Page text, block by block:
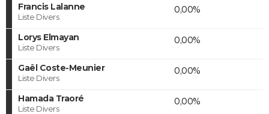
Francis Lalanne
Liste Divers
0,00%
Lorys Elmayan
Liste Divers
0,00%
Gaël Coste-Meunier
Liste Divers
0,00%
Hamada Traoré
Liste Divers
0,00%